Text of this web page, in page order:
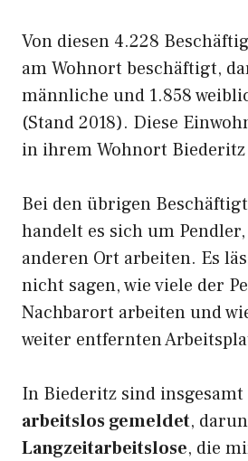
Von diesen 4.228
am Wohnort beschäftigt,
männliche und 1.858
(Stand 2018). Diese
in ihrem Wohnort Biederitz
Bei den übrigen
handelt es sich um
anderen Ort arbeiten. Es
nicht sagen, wie viele der
Nachbarort arbeiten und
weiter entfernten
In Biederitz sind insgesamt
arbeitslos gemeldet,
Langzeitarbeitslose, die